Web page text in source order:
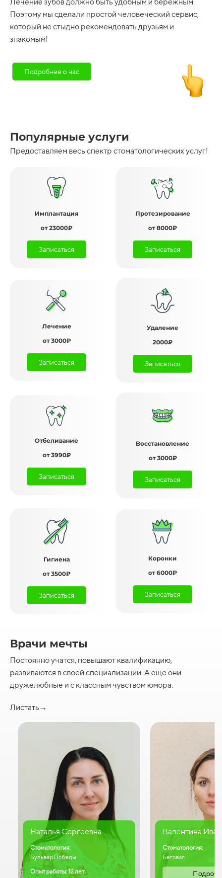
Поэтому мы сделали простой человеческий сервис,
который не стыдно рекомендовать друзьям и
знакомым!
Подробнее о нас
Популярные услуги
Предоставляем весь спектр стоматологических услуг!
Имплантация
от 23000₽
Записаться
Протезирование
от 8000₽
Записаться
Лечение
от 3000₽
Записаться
Удаление
2000₽
Записаться
Отбеливание
от 3990₽
Записаться
Восстановление
от 3000₽
Записаться
Гигиена
от 3500₽
Записаться
Коронки
от 6000₽
Записаться
Врачи мечты
Постоянно учатся, повышают квалификацию,
развиваются в своей специализации. А еще они
дружелюбные и с классным чувством юмора.
Листать→
Наталья Сергеевна
Стоматология:
Бульвар Победы
Опыт работы: 12 лет
Валентина
Стоматология:
Беговая